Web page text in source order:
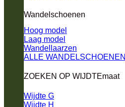
Wandelschoenen
Hoog model
Laag model
Wandellaarzen
ALLE WANDELSCHOENEN
ZOEKEN OP WIJDTEmaat
Wijdte G
Wijdte H